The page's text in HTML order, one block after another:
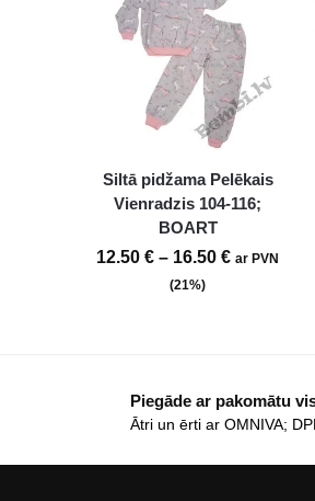
Siltā pidžama Pelēkais
Vienradzis 104-116;
BOART
12.50€ – 16.50€ ar PVN
(21%)
Piegāde ar pakomātu
Ātri un ērti ar OMNIVA;